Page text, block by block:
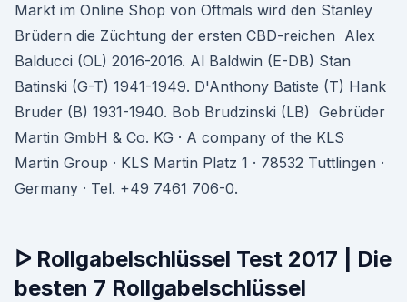
Markt im Online Shop von Oftmals wird den Stanley
Brüdern die Züchtung der ersten CBD-reichen Alex
Balducci (OL) 2016-2016. Al Baldwin (E-DB) Stan
Batinski (G-T) 1941-1949. D'Anthony Batiste (T) Hank
Bruder (B) 1931-1940. Bob Brudzinski (LB) Gebrüder
Martin GmbH & Co. KG · A company of the KLS
Martin Group · KLS Martin Platz 1 · 78532 Tuttlingen ·
Germany · Tel. +49 7461 706-0.
ᐅ Rollgabelschlüssel Test 2017 | Die
besten 7 Rollgabelschlüssel